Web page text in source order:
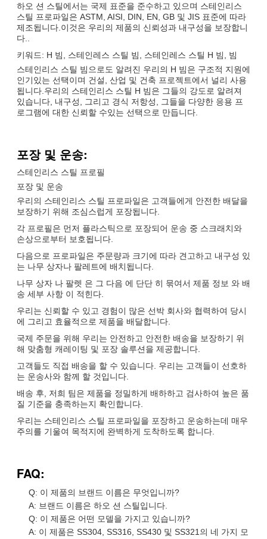
하오 션 스틸에서는 국제 표준을 준수하고 있으며 스테인리스
스틸 프로파일은 ASTM, AISI, DIN, EN, GB 및 JIS 표준에 따라
제조됩니다.이것은 우리의 제품의 신뢰성과 내구성을 보장합니
다..
키워드: H 빔, 스테인레스 스틸 빔, 스테인레스 스틸 H 빔, 빔
스테인리스 스틸 빔으로도 알려진 우리의 H 빔은 구조적 지원에
인기있는 선택이며 건설, 산업 및 건축 프로젝트에서 널리 사용
됩니다.우리의 스테인리스 스틸 H 빔은 그들의 강도로 알려져
있습니다, 내구성, 그리고 경식 저항성, 그들을 다양한 응용 프
로그램에 대한 신뢰할 수있는 선택으로 만듭니다.
포장 및 운송:
스테인리스 스틸 프로필
포장 및 운송
우리의 스테인리스 스틸 프로파일은 고객들에게 안전한 배달을
보장하기 위해 조심스럽게 포장됩니다.
각 프로필은 먼저 플라스틱으로 포장되어 운송 중 스크래치와
손상으로부터 보호됩니다.
다음으로 프로파일은 주문량과 크기에 따라 견고하고 내구성 있
는 나무 상자나 팔레트에 배치됩니다.
나무 상자 나 팔렛 은 그 다음 에 단단 히 묶여서 제품 정보 와 배
송 세부 사항 이 적힌다.
우리는 신뢰할 수 있고 경험이 많은 선박 회사와 협력하여 당시
에 그리고 효율적으로 제품을 배달합니다.
국제 주문을 위해 우리는 안전하고 안전한 배송을 보장하기 위
해 맞춤형 캐레이팅 및 포장 솔루션을 제공합니다.
고객들도 직접 배송을 할 수 있습니다. 우리는 고객들이 선호하
는 운송사와 함께 할 것입니다.
배송 후, 저희 팀은 제품을 정밀하게 배하하고 검사하여 높은 품
질 기준을 충족하는지 확인합니다.
우리는 스테인리스 스틸 프로파일을 포장하고 운송하는데 매우
주의를 기울여 목적지에 완벽하게 도착하도록 합니다.
FAQ:
Q: 이 제품의 브랜드 이름은 무엇입니까?
A: 브랜드 이름은 하오 션 스틸입니다.
Q: 이 제품은 어떤 모델을 가지고 있습니까?
A: 이 제품은 SS304, SS316, SS430 및 SS321의 네 가지 모